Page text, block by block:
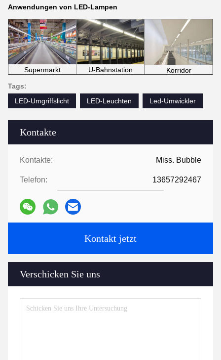
Kontakte
Kontakte: Miss. Bubble
Telefon: 13657292467
Kontakt jetzt
Verschicken Sie uns
Anwendungen von LED-Lampen
Supermarkt U-Bahnstation
Korridor
Tags:
LED-Umgriffslicht
LED-Leuchten Led-Umwickler